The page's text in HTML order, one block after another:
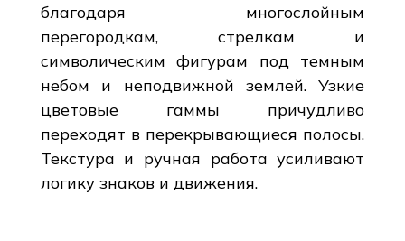
благодаря многослойным
перегородкам, стрелкам и
символическим фигурам под темным
небом и неподвижной землей. Узкие
цветовые гаммы причудливо
переходят в перекрывающиеся полосы.
Текстура и ручная работа усиливают
логику знаков и движения.